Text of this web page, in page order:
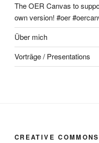
The OER Canvas to
own version! #oer
Über mich
Vorträge / Presentations
CREATIVE COMMONS